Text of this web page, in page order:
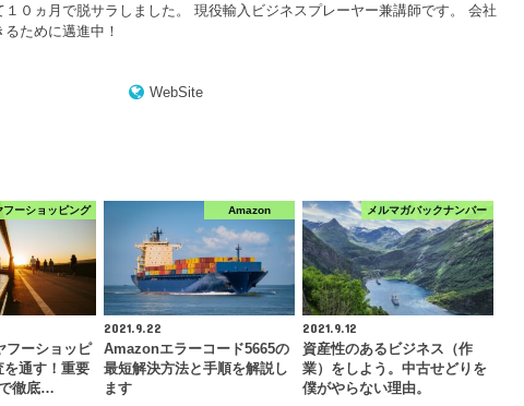
０ヵ月で脱サラしました。 現役輸入ビジネスプレーヤー兼講師です。 会社
ために邁進中！
WebSite
フーショッピング
フーショッピ
を通す！重要
徹底…
Amazon
2021.9.22
Amazonエラーコード5665の
最短解決方法と手順を解説し
ます
メルマガバックナンバー
2021.9.12
資産性のあるビジネス（作
業）をしよう。中古せどりを
僕がやらない理由。